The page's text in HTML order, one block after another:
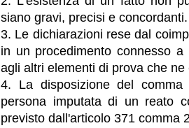
siano gravi, precisi e concordanti.
3. Le dichiarazioni rese dal
in un procedimento connesso
agli altri elementi di prova che
4. La disposizione del
persona imputata di un reato
previsto dall'articolo 371 comma